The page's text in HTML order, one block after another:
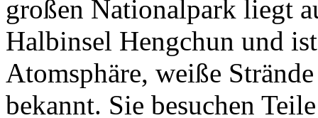
großen Nationalpark liegt
Halbinsel Hengchun und
Atomsphäre, weiße
bekannt. Sie besuchen